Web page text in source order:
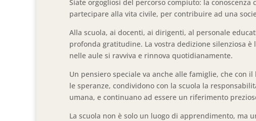
Siate orgogliosi del percorso compiuto: la
partecipare alla vita civile, per contribuire ad una
Alla scuola, ai docenti, ai dirigenti, al personale
profonda gratitudine. La vostra dedizione silenziosa
nelle aule si ravviva e rinnova quotidianamente.
Un pensiero speciale va anche alle famiglie, che con
le speranze, condividono con la scuola la
umana, e continuano ad essere un riferimento
La scuola non è solo un luogo di apprendimento, ma